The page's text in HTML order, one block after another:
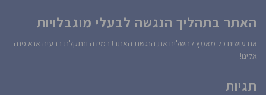
האתר בתהליך הנגשה לבעלי מוגבלויות
אנו עושים כל מאמץ להשלים את הנגשת האתר! במידה ונתקלת בבעיה אנא פנה
אלינו!
תגיות